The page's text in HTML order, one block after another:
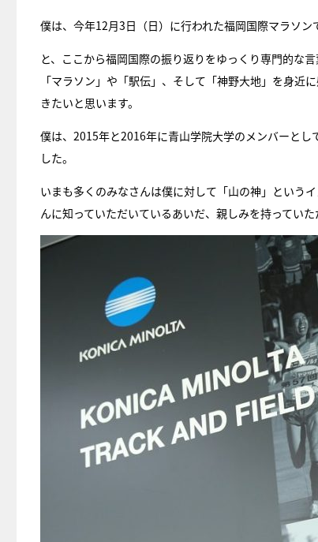
僕は、今年12月3日（日）に行われた福岡国際マラソン
と、ここから福岡国際の振り返りをゆっくり専門的な
「マラソン」や「駅伝」、そして「神野大地」を身近
きたいと思います。
僕は、2015年と2016年に青山学院大学のメンバーと
した。
いまも多くのみなさんは僕に対して「山の神」という
んに知っていただいているあいだ、親しみを持ってい